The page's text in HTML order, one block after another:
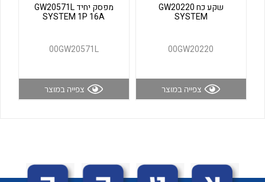
שקע כח GW20220
SYSTEM
00GW20220
צפייה במוצר
מפסק יחיד GW20571L
SYSTEM 1P 16A
00GW20571L
צפייה במוצר